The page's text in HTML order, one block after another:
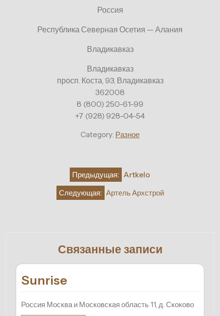
Россия
Республика Северная Осетия — Алания
Владикавказ
Владикавказ
просп. Коста, 93, Владикавказ
362008
8 (800) 250-61-99
+7 (928) 928-04-54
Category: Разное
Предыдущая: Artkelo
Следующая: Артель Архстрой
Связанные записи
Sunrise
Россия Москва и Московская область 11, д. Скоково